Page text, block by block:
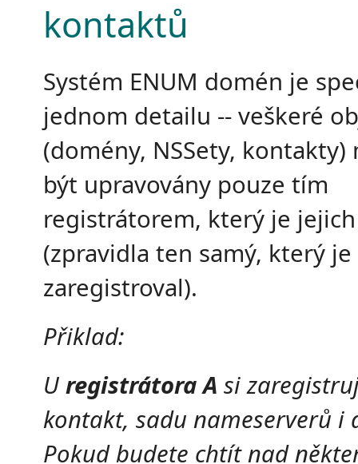
kontaktů
Systém ENUM domén je
jednom detailu -- veškeré
(domény, NSSety, kontakty)
být upravovány pouze tím
registrátorem, který je
(zpravidla ten samý, který je
zaregistroval).
Přiklad:
U registrátora A si
kontakt, sadu nameserverů i
Pokud budete chtít nad